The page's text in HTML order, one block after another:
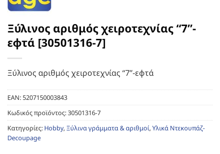
Ξύλινος αριθμός χειροτεχνίας “7”-
εφτά [30501316-7]
Ξύλινος αριθμός χειροτεχνίας “7”-εφτά
EAN:5207150003843
Κωδικός προϊόντος:30501316-7
Κατηγορίες: Hobby,Ξύλινα γράμματα & αριθμοί,Υλικά Ντεκουπάζ-
Decoupage